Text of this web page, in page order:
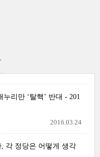
리만 ‘탈핵’ 반대 - 201
2016.03.24
각 정당은 어떻게 생각